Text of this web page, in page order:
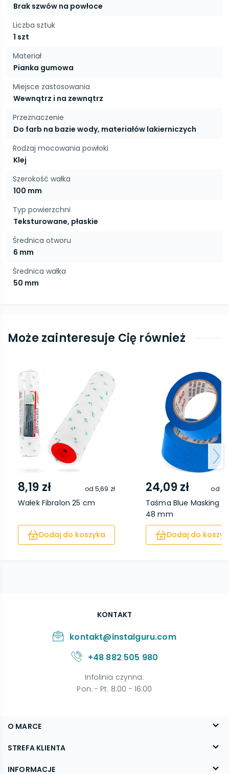
Brak szwów na powłoce
Liczba sztuk
1 szt
Materiał
Pianka gumowa
Miejsce zastosowania
Wewnątrz i na zewnątrz
Przeznaczenie
Do farb na bazie wody, materiałów lakierniczych
Rodzaj mocowania powłoki
Klej
Szerokość wałka
100 mm
Typ powierzchni
Teksturowane, płaskie
Średnica otworu
6 mm
Średnica wałka
50 mm
Może zainteresuje Cię również
8,19 zł od5,69 zł
Wałek Fibralon 25 cm
Dodaj do koszyka
24,09 zł od
Taśma Blue Masking
48 mm
Dodaj do
O MARCE
O nas
Blog
STREFA KLIENTA
FAQ
INFORMACJE
KONTAKT
kontakt@instalguru.com
+48 882 505 980
Infolinia czynna:
Pon. - Pt. 8:00 - 16:00